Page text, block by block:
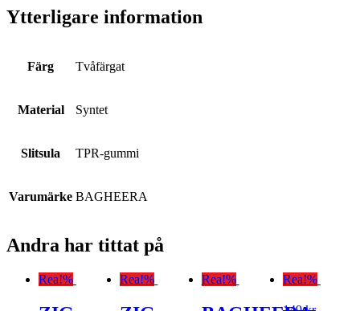
Ytterligare information
Färg Tvåfärgat
Material Syntet
Slitsula TPR-gummi
Varumärke BAGHEERA
Andra har tittat på
Rea!% Rea!% Rea!% Rea!%